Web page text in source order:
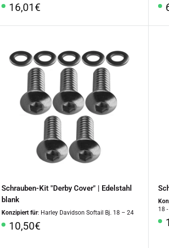
Sonderpreis
16,01€
Schrauben-Kit "Derby Cover" | Edelstahl
blank
Konzipiert für: Harley Davidson Softail Bj. 18 – 24
Sonderpreis
10,50€
18